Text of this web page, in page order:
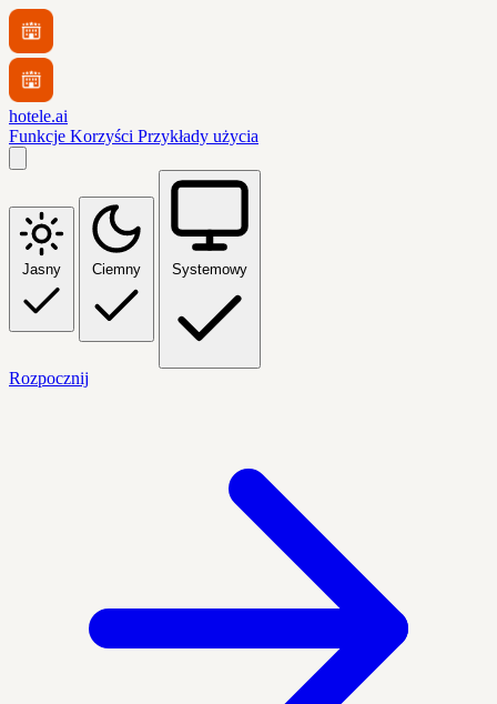
hotele.ai
Funkcje Korzyści Przykłady użycia
Jasny Ciemny Systemowy
Rozpocznij